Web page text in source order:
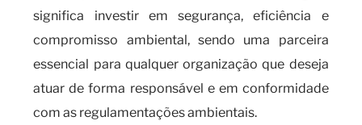
significa investir em segurança, eficiência e
compromisso ambiental, sendo uma parceira
essencial para qualquer organização que deseja
atuar de forma responsável e em conformidade
com as regulamentações ambientais.